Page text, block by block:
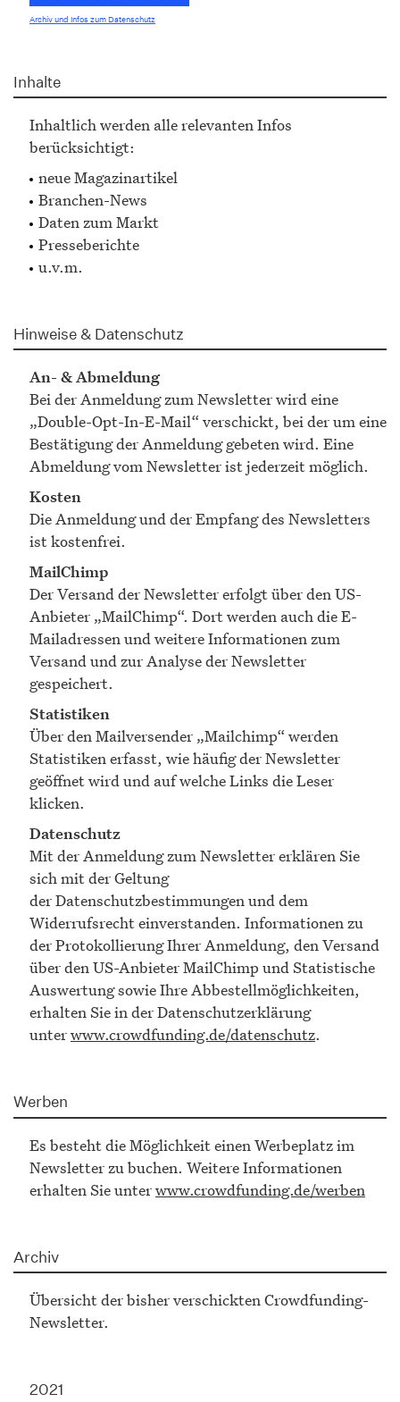
Archiv und Infos zum Datenschutz
Inhalte
Inhaltlich werden alle relevanten Infos
berücksichtigt:
neue Magazinartikel
Branchen-News
Daten zum Markt
Presseberichte
u.v.m.
Hinweise & Datenschutz
An- & Abmeldung
Bei der Anmeldung zum Newsletter wird eine
„Double-Opt-In-E-Mail“ verschickt, bei der um eine
Bestätigung der Anmeldung gebeten wird. Eine
Abmeldung vom Newsletter ist jederzeit möglich.
Kosten
Die Anmeldung und der Empfang des Newsletters
ist kostenfrei.
MailChimp
Der Versand der Newsletter erfolgt über den US-
Anbieter „MailChimp“. Dort werden auch die E-
Mailadressen und weitere Informationen zum
Versand und zur Analyse der Newsletter
gespeichert.
Statistiken
Über den Mailversender „Mailchimp“ werden
Statistiken erfasst, wie häufig der Newsletter
geöffnet wird und auf welche Links die Leser
klicken.
Datenschutz
Mit der Anmeldung zum Newsletter erklären Sie
sich mit der Geltung
der Datenschutzbestimmungen und dem
Widerrufsrecht einverstanden. Informationen zu
der Protokollierung Ihrer Anmeldung, den Versand
über den US-Anbieter MailChimp und Statistische
Auswertung sowie Ihre Abbestellmöglichkeiten,
erhalten Sie in der Datenschutzerklärung
unterwww.crowdfunding.de/datenschutz.
Werben
Es besteht die Möglichkeit einen Werbeplatz im
Newsletter zu buchen. Weitere Informationen
erhalten Sie unterwww.crowdfunding.de/werben
Archiv
Übersicht der bisher verschickten Crowdfunding-
Newsletter.
2021